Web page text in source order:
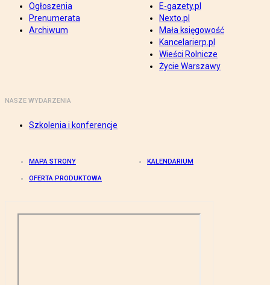
Ogłoszenia
Prenumerata
Archiwum
E-gazety.pl
Nexto.pl
Mała księgowość
Kancelarierp.pl
Wieści Rolnicze
Życie Warszawy
NASZE WYDARZENIA
Szkolenia i konferencje
MAPA STRONY KALENDARIUM
OFERTA PRODUKTOWA